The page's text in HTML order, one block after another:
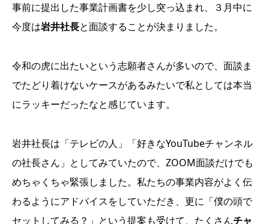
事前に提出した事業計画書を少し突っ込まれ、３月中に
今度は岩井社長と面談することが決まりました。
令和の虎に出たいという志願者さんが多いので、面談ま
でたどり着けないケースがあるみたいで私としては本当
にラッキーだったなと感じています。
岩井社長は「テレビの人」「好きなYouTubeチャンネル
の社長さん」としてみていたので、ZOOM面談だけでも
めちゃくちゃ緊張しました。私たちの事業内容がよく伝
わるようにアドバイスをしていただき、更に「僕の頭で
セットしてみる？」という提案も受けて、たくさんチャ